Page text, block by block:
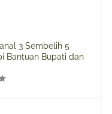
3 Sembelih 5
Bantuan Bupati dan